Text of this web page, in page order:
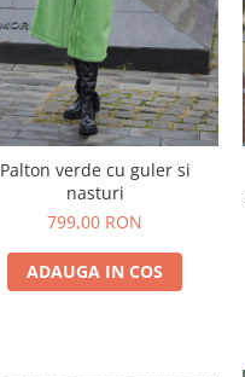
Palton verde cu guler si
nasturi
799,00 RON
ADAUGA IN COS